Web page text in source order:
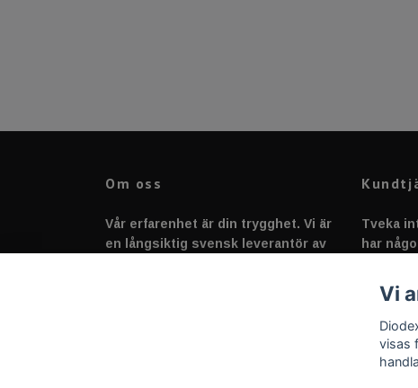
Om oss
Vår erfarenhet är din trygghet. Vi är
en långsiktig svensk leverantör av
Tveka
har
Vi
visas